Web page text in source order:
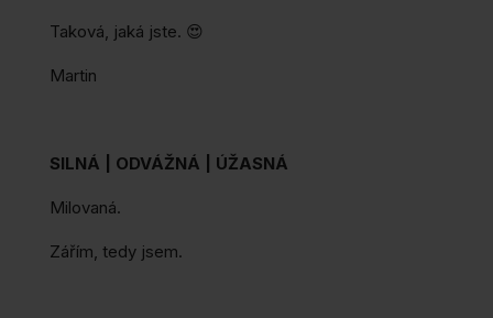
Taková, jaká jste. 😍
Martin
SILNÁ | ODVÁŽNÁ | ÚŽASNÁ
Milovaná.
Zářím, tedy jsem.